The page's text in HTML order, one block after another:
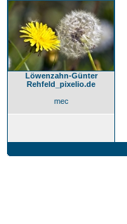
Löwenzahn-Günter
Rehfeld_pixelio.de
mec